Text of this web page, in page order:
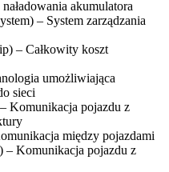
akumulatora
– System zarządzania
– Całkowity koszt
umożliwiająca
sieci
Komunikacja pojazdu z
między pojazdami
– Komunikacja pojazdu z